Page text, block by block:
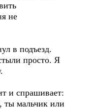
не
в подъезд.
просто. Я
и спрашивает:
мальчик или